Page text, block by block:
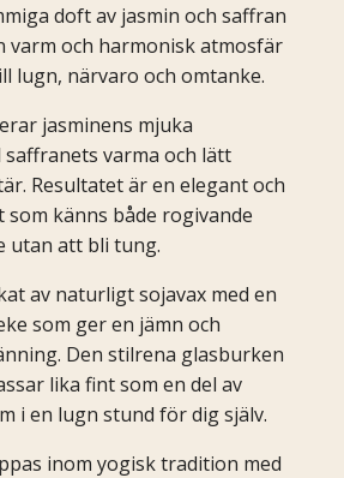
doft av jasmin och saffran
varm och harmonisk atmosfär
lugn, närvaro och omtanke.
jasminens mjuka
varma och lätt
Resultatet är en elegant och
som känns både rogivande
utan att bli tung.
av naturligt sojavax med en
som ger en jämn och
Den stilrena glasburken
lika fint som en del av
i en lugn stund för dig själv.
inom yogisk tradition med